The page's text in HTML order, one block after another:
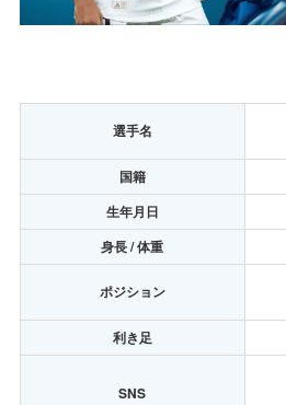
選手名
国籍
生年月日
身長 / 体重
ポジション
利き足
SNS